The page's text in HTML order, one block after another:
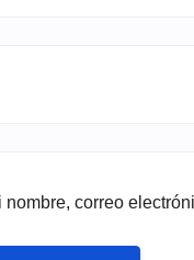
nombre, correo